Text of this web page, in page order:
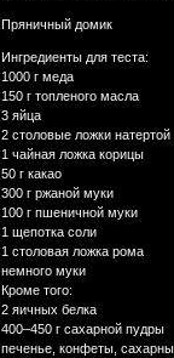
Пряничный домик
Ингредиенты для теста:
1000 г меда
150 г топленого масла
3 яйца
2 столовые ложки
1 чайная ложка корицы
50 г какао
300 г ржаной муки
100 г пшеничной муки
1 щепотка соли
1 столовая ложка рома
немного муки
Кроме того:
2 яичных белка
400–450 г сахарной пудры
печенье, конфеты,